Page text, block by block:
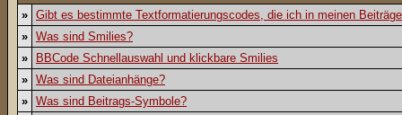
» Gibt es bestimmte Textformatierungscodes, die ich in meinen
» Was sind Smilies?
»
BBCode Schnellauswahl und klickbare Smilies
» Was sind Dateianhänge?
» Was sind Beitrags-Symbole?